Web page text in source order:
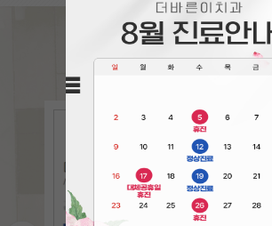
언론속의더바른이
The bareun-e in the press